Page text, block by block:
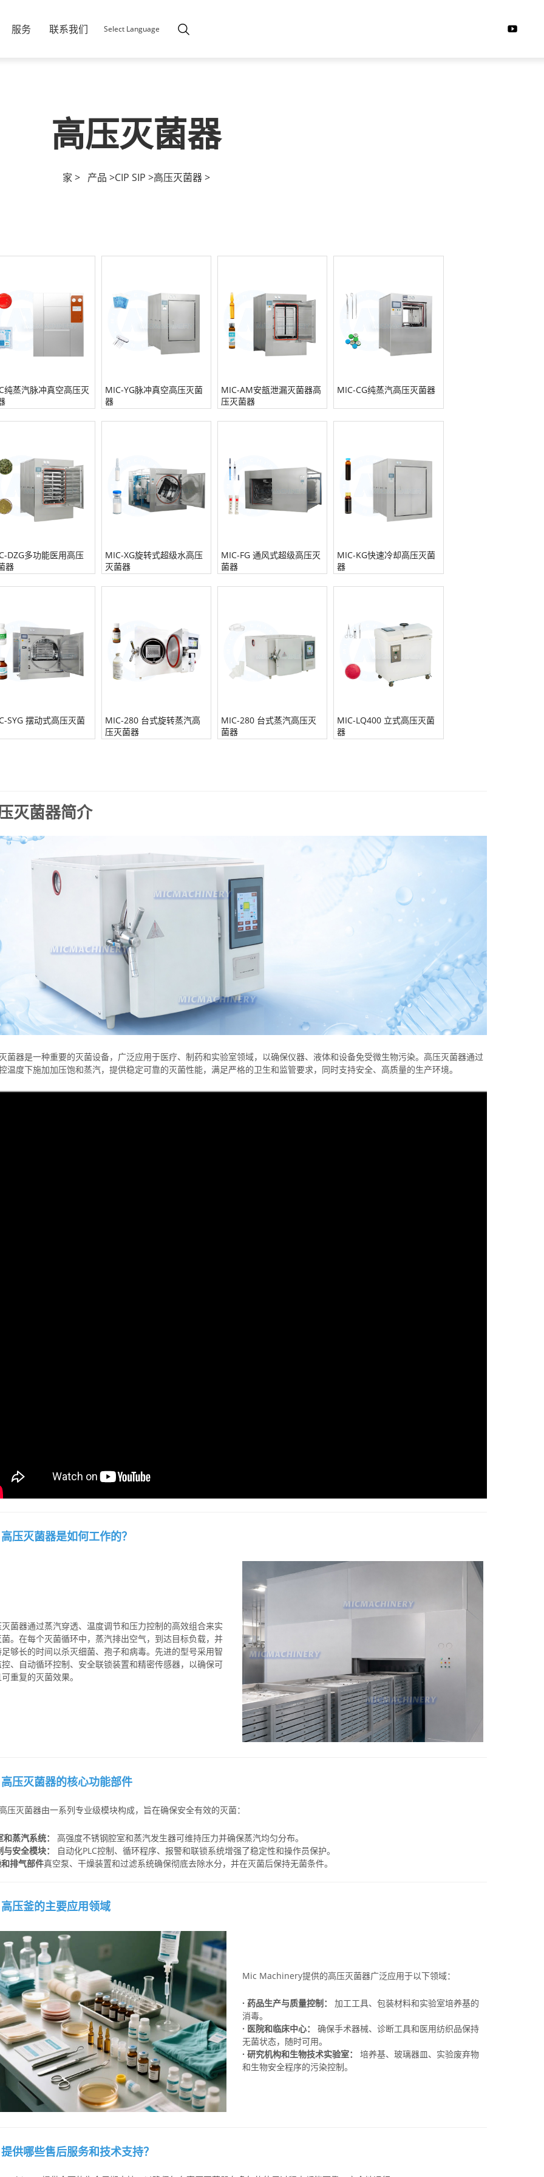
服务 联系我们 Select Language
高压灭菌器
家 > 产品 >CIP SIP >高压灭菌器 >
纯蒸汽脉冲真空高压灭
MIC-YG脉冲真空高压灭菌
器
MIC-AM安瓿泄漏灭菌器高
压灭菌器
MIC-CG纯蒸汽高压灭菌器
DZG多功能医用高压
器
MIC-XG旋转式超级水高压
灭菌器
MIC-FG 通风式超级高压灭
菌器
MIC-KG快速冷却高压灭菌
器
SYG 摆动式高压灭菌
MIC-280 台式旋转蒸汽高
压灭菌器
MIC-280 台式蒸汽高压灭
菌器
MIC-LQ400 立式高压灭菌
器
灭菌器简介
菌器是一种重要的灭菌设备，广泛应用于医疗、制药和实验室领域，以确保仪器、液体和设备免受微生物污染。高压灭菌器通过
温度下施加加压饱和蒸汽，提供稳定可靠的灭菌性能，满足严格的卫生和监管要求，同时支持安全、高质量的生产环境。
高压灭菌器是如何工作的？
菌器通过蒸汽穿透、温度调节和压力控制的高效组合来实
。在每个灭菌循环中，蒸汽排出空气，到达目标负载，并
够长的时间以杀灭细菌、孢子和病毒。先进的型号采用智
、自动循环控制、安全联锁装置和精密传感器，以确保可
重复的灭菌效果。
高压灭菌器的核心功能部件
压灭菌器由一系列专业级模块构成，旨在确保安全有效的灭菌：
和蒸汽系统：高强度不锈钢腔室和蒸汽发生器可维持压力并确保蒸汽均匀分布。
与安全模块： 自动化PLC控制、循环程序、报警和联锁系统增强了稳定性和操作员保护。
和排气部件真空泵、干燥装置和过滤系统确保彻底去除水分，并在灭菌后保持无菌条件。
高压釜的主要应用领域
Mic Machinery提供的高压灭菌器广泛应用于以下领域：
· 药品生产与质量控制：加工工具、包装材料和实验室培养基的
消毒。
· 医院和临床中心：确保手术器械、诊断工具和医用纺织品保持
无菌状态，随时可用。
· 研究机构和生物技术实验室：
培养基、玻璃器皿、实验废弃物
和生物安全程序的污染控制。
提供哪些售后服务和技术支持？